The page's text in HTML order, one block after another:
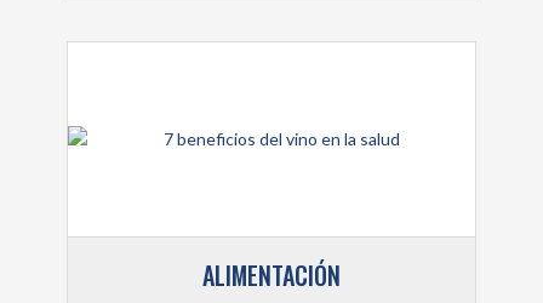
ALIMENTACIÓN